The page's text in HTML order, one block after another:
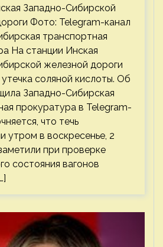
Западно-Сибирской
Фото: Telegram-канал
транспортная
На станции Инская
железной дороги
соляной кислоты. Об
Западно-Сибирская
прокуратура в Telegram-
что течь
утром в воскресенье, 2
при проверке
состояния вагонов